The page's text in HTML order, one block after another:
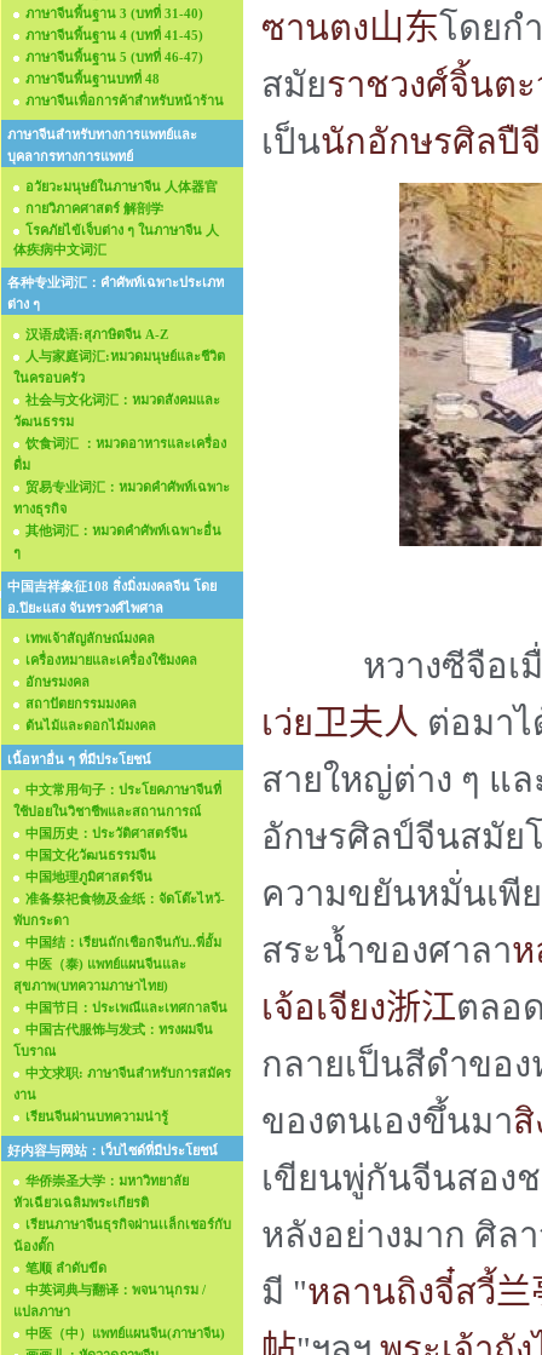
ภาษาจีนพื้นฐาน 3 (บทที่ 31-40)
ภาษาจีนพื้นฐาน 4 (บทที่ 41-45)
ภาษาจีนพื้นฐาน 5 (บทที่ 46-47)
ภาษาจีนพื้นฐานบทที่ 48
ภาษาจีนเพื่อการค้าสำหรับหน้าร้าน
ภาษาจีนสำหรับทางการแพทย์และ
บุคลากรทางการแพทย์
อวัยวะมนุษย์ในภาษาจีน 人体器官
กายวิภาคศาสตร์ 解剖学
โรคภัยไข้เจ็บต่าง ๆ ในภาษาจีน 人
体疾病中文词汇
各种专业词汇：คำศัพท์เฉพาะประเภท
ต่าง ๆ
汉语成语:สุภาษิตจีน A-Z
人与家庭词汇:หมวดมนุษย์และชีวิต
ในครอบครัว
社会与文化词汇：หมวดสังคมและ
วัฒนธรรม
饮食词汇 ：หมวดอาหารและเครื่อง
ดื่ม
贸易专业词汇：หมวดคำศัพท์เฉพาะ
ทางธุรกิจ
其他词汇：หมวดคำศัพท์เฉพาะอื่น
ๆ
中国吉祥象征108 สิ่งมิ่งมงคลจีน โดย
อ.ปิยะแสง จันทรวงศ์ไพศาล
เทพเจ้าสัญลักษณ์มงคล
เครื่องหมายและเครื่องใช้มงคล
อักษรมงคล
สถาปัตยกรรมมงคล
ต้นไม้และดอกไม้มงคล
เนื้อหาอื่น ๆ ที่มีประโยชน์
中文常用句子：ประโยคภาษาจีนที่
ใช้บ่อยในวิชาชีพและสถานการณ์
中国历史：ประวัติศาสตร์จีน
中国文化วัฒนธรรมจีน
中国地理ภูมิศาสตร์จีน
准备祭祀食物及金纸：จัดโต๊ะไหว้-
พับกระดา
中国结：เรียนถักเชือกจีนกับ..พี่อั้ม
中医（泰) แพทย์แผนจีนและ
สุขภาพ(บทความภาษาไทย)
中国节日：ประเพณีและเทศกาลจีน
中国古代服饰与发式：ทรงผมจีน
โบราณ
中文求职: ภาษาจีนสำหรับการสมัคร
งาน
เรียนจีนผ่านบทความน่ารู้
好内容与网站：เว็บไซด์ที่มีประโยชน์
华侨崇圣大学：มหาวิทยาลัย
หัวเฉียวเฉลิมพระเกียรติ
เรียนภาษาจีนธุรกิจผ่านเเล็กเชอร์กับ
น้องตั๊ก
笔顺 ลำดับขีด
中英词典与翻译：พจนานุกรม /
แปลภาษา
中医（中）แพทย์แผนจีน(ภาษาจีน)
ซานตง山东โดยก
สมัยราชวงศ์จิ้นต
เป็นนักอักษรศิลปื
หวางซีจือเมื่อ
เว่ย卫夫人 ต่อมาไ
สายใหญ่ต่าง ๆ แ
อักษรศิลป์จีนสมัย
ความขยันหมั่นเพีย
สระน้ำของศาลาห
เจ้อเจียง浙江ตลอ
กลายเป็นสีดำขอ
ของตนเองขึ้นมา
เขียนพู่กันจีนสอง
หลังอย่างมาก ศิล
มี "หลานถิงจี๋สวี้兰